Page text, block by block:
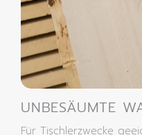
UNBESÄUMTE
Für Tischlerzwecke